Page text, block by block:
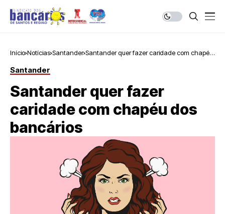
Início Notícias Santander Santander quer fazer caridade com chapéu
Santander
Santander quer fazer
caridade com chapéu dos
bancários